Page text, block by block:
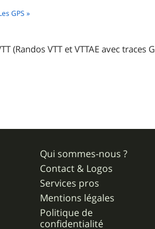
e
k
GPS »
(Randos VTT et VTTAE avec traces
Qui sommes-nous ?
Contact & Logos
Services pros
Mentions légales
Politique de
confidentialité